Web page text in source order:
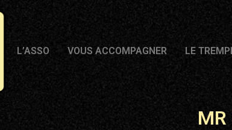
L’ASSO VOUS ACCOMPAGNER LE
MR